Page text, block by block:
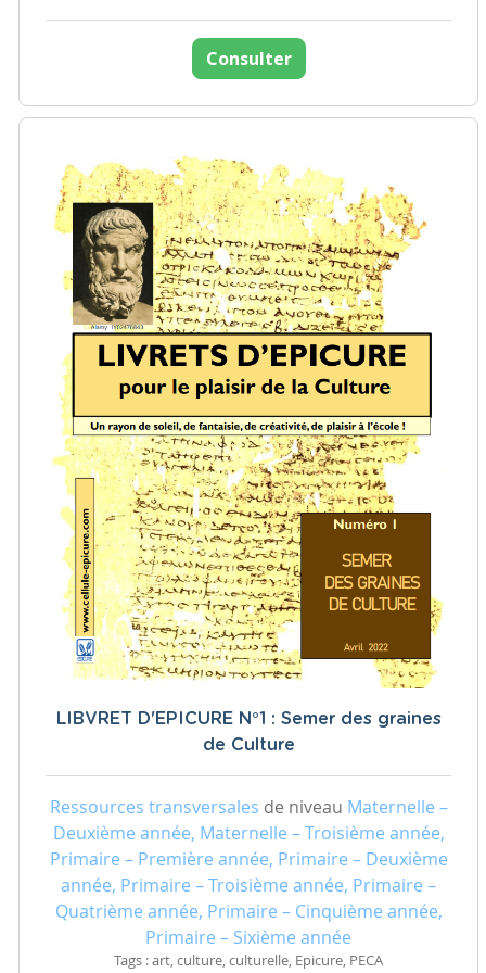
Consulter
LIBVRET D'EPICURE N°1 : Semer des graines
de Culture
Ressources transversales de niveau Maternelle –
Deuxième année, Maternelle – Troisième année,
Primaire – Première année, Primaire – Deuxième
année, Primaire – Troisième année, Primaire –
Quatrième année, Primaire – Cinquième année,
Primaire – Sixième année
Tags : art, culture, culturelle, Epicure, PECA